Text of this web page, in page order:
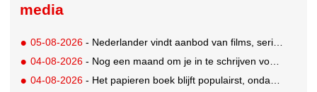
media
05-08-2026 - Nederlander vindt aanbod van films, series en sport vaak versnipperd
04-08-2026 - Nog een maand om je in te schrijven voor de Mercurs 2026
04-08-2026 - Het papieren boek blijft populairst, ondanks digitale alternatieven